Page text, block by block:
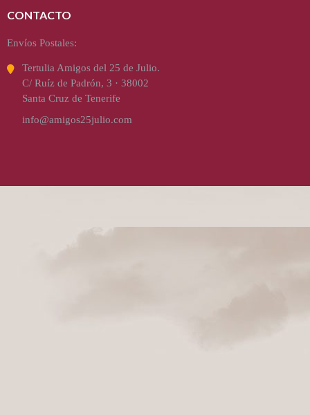
CONTACTO
Envíos Postales:
Tertulia Amigos del 25 de Julio.
C/ Ruíz de Padrón, 3 · 38002
Santa Cruz de Tenerife
info@amigos25julio.com